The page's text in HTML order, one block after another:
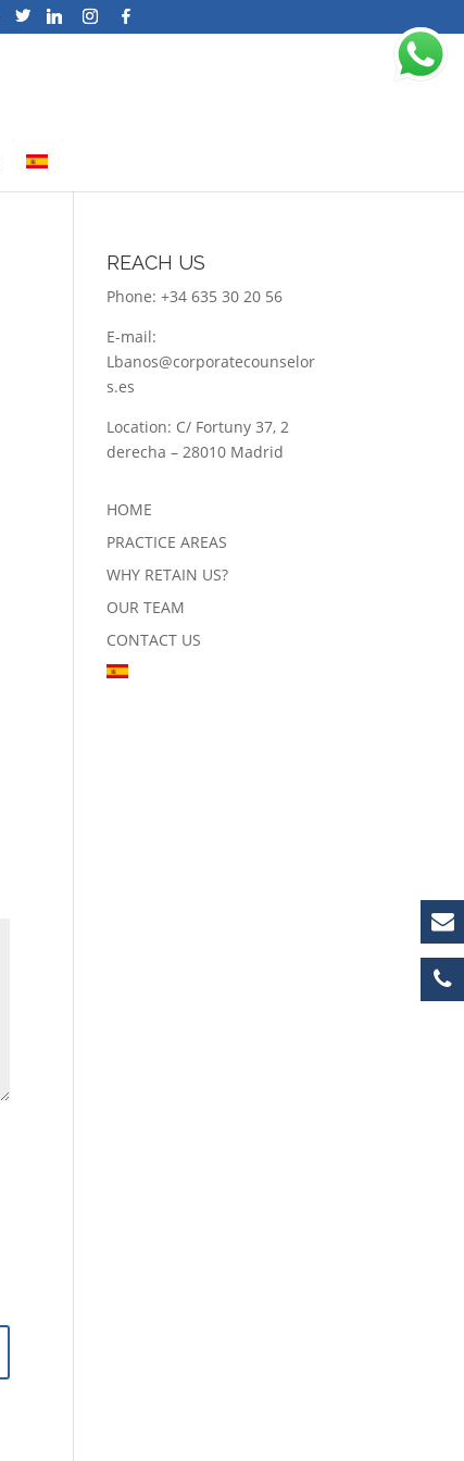
REACH US
Phone: +34 635 30 20 56
E-mail:
Lbanos@corporatecounselor
s.es
Location: C/ Fortuny 37, 2
derecha – 28010 Madrid
HOME
PRACTICE AREAS
WHY RETAIN US?
OUR TEAM
CONTACT US